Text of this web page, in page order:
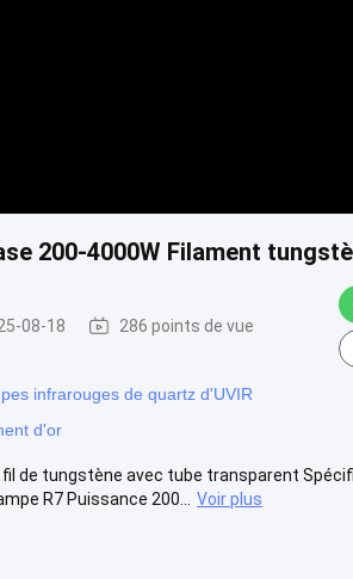
200-4000W Filament
08-18 286 points de vue
infrarouges de quartz d'UVIR
d'or
fil de tungstène avec tube transparent
R7 Puissance 200...
Voir plus